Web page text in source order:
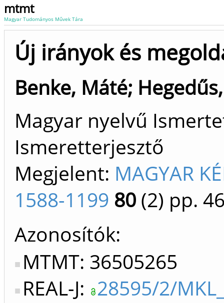
mtmt
Magyar Tudományos Művek Tára
Új irányok és
Benke, Máté;
Magyar nyelvű
Ismeretterjesztő
Megjelent: MAGYAR
1588-1199 80 (2) pp.
Azonosítók
MTMT: 36505265
REAL-J: 28595/2/